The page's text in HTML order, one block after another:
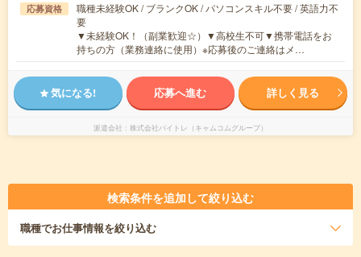
応募資格
職種未経験OK / ブランクOK / パソコンスキル不要 / 英語力不
要
▼未経験OK！（副業歓迎☆）▼高校生不可▼携帯電話をお
持ちの方（業務連絡に使用）※応募後のご連絡はメ…
気になる! 応募へ進む 詳しく見る
派遣会社 株式会社バイトレ（キャムコムグループ）
検索条件を追加して絞り込む
職種でお仕事情報を絞り込む